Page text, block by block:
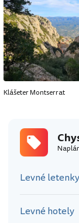
Klášeter Montserrat
Levné letenky
Levné hotely